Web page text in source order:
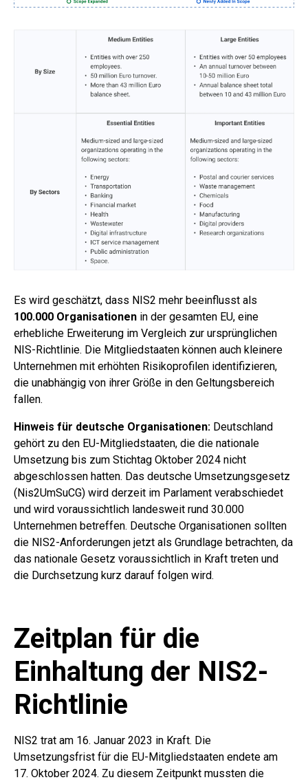
Es wird geschätzt, dass NIS2 mehr beeinflusst als
100.000 Organisationen in der gesamten EU, eine
erhebliche Erweiterung im Vergleich zur ursprünglichen
NIS-Richtlinie. Die Mitgliedstaaten können auch kleinere
Unternehmen mit erhöhten Risikoprofilen identifizieren,
die unabhängig von ihrer Größe in den Geltungsbereich
fallen.
Hinweis für deutsche Organisationen: Deutschland
gehört zu den EU-Mitgliedstaaten, die die nationale
Umsetzung bis zum Stichtag Oktober 2024 nicht
abgeschlossen hatten. Das deutsche Umsetzungsgesetz
(Nis2UmSuCG) wird derzeit im Parlament verabschiedet
und wird voraussichtlich landesweit rund 30.000
Unternehmen betreffen. Deutsche Organisationen sollten
die NIS2-Anforderungen jetzt als Grundlage betrachten, da
das nationale Gesetz voraussichtlich in Kraft treten und
die Durchsetzung kurz darauf folgen wird.
Zeitplan für die
Einhaltung der NIS2-
Richtlinie
NIS2 trat am 16. Januar 2023 in Kraft. Die
Umsetzungsfrist für die EU-Mitgliedstaaten endete am
17. Oktober 2024. Zu diesem Zeitpunkt mussten die